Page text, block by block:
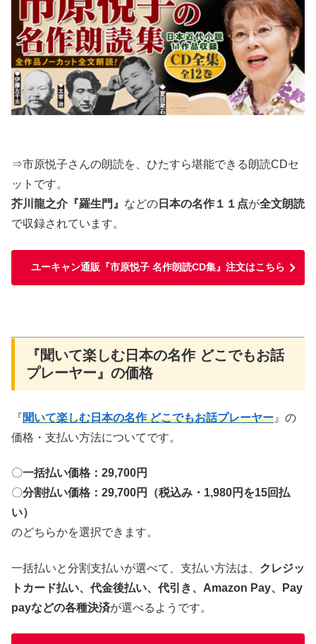
⇒市原悦子さんの朗読を、ひたすら堪能できる朗読CDセ
ットです。
芥川龍之介『羅生門』 などの 日本の名作１１点が全文朗読
で収録されています。
ユーキャン通販『市原悦子 名作朗読CD集』注文はこちら
『聞いて楽しむ日本の名作 どこでもお話
プレーヤー』の価格
『聞いて楽しむ日本の名作 どこでもお話プレーヤー 』の
価格・支払い方法についてです。
〇一括払い価格：29,700円
〇分割払い価格：29,700円（税込み・1,980円を15回払
い）
のどちらかを選択できます。
一括払いと分割支払いが選べて、支払い方法は、 クレジッ
トカード払い、代金後払い、代引き、Amazon Pay、Pay
payなどの各種決済が選べるようです。